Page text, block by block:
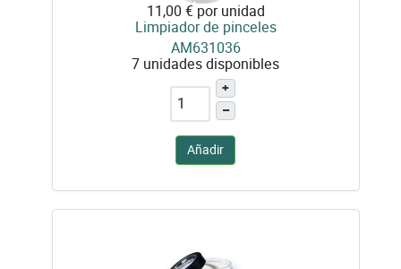
11,00 € por unidad
Limpiador de pinceles
AM631036
7 unidades disponibles
+
–
Añadir